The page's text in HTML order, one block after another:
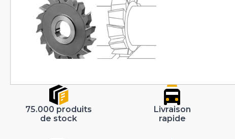
75.000 produits
de stock
Livraison
rapide